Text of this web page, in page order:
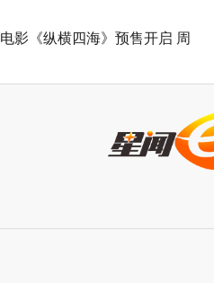
电影《纵横四海》预售开启 周